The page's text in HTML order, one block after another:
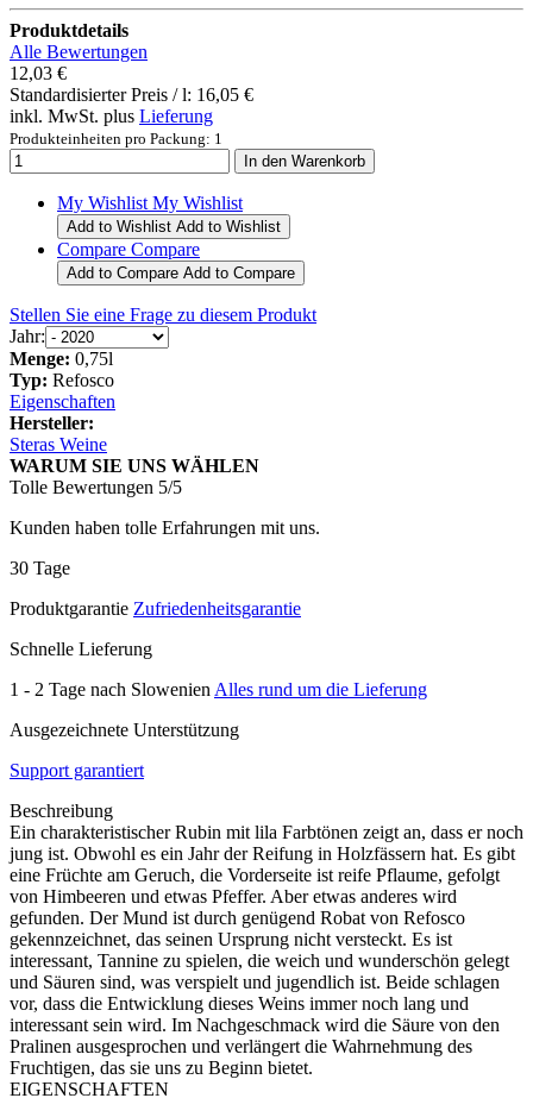
Produktdetails
Alle Bewertungen
12,03 €
Standardisierter Preis / l: 16,05 €
inkl. MwSt. plus Lieferung
Produkteinheiten pro Packung: 1
My Wishlist My Wishlist
Add to Wishlist Add to Wishlist
Compare Compare
Add to Compare Add to Compare
Stellen Sie eine Frage zu diesem Produkt
Jahr:
Menge: 0,75l
Typ: Refosco
Eigenschaften
Hersteller:
Steras Weine
WARUM SIE UNS WÄHLEN
Tolle Bewertungen 5/5
Kunden haben tolle Erfahrungen mit uns.
30 Tage
Produktgarantie Zufriedenheitsgarantie
Schnelle Lieferung
1 - 2 Tage nach Slowenien Alles rund um die Lieferung
Ausgezeichnete Unterstützung
Support garantiert
Beschreibung
Ein charakteristischer Rubin mit lila Farbtönen zeigt an, dass er noch
jung ist. Obwohl es ein Jahr der Reifung in Holzfässern hat. Es gibt
eine Früchte am Geruch, die Vorderseite ist reife Pflaume, gefolgt
von Himbeeren und etwas Pfeffer. Aber etwas anderes wird
gefunden. Der Mund ist durch genügend Robat von Refosco
gekennzeichnet, das seinen Ursprung nicht versteckt. Es ist
interessant, Tannine zu spielen, die weich und wunderschön gelegt
und Säuren sind, was verspielt und jugendlich ist. Beide schlagen
vor, dass die Entwicklung dieses Weins immer noch lang und
interessant sein wird. Im Nachgeschmack wird die Säure von den
Pralinen ausgesprochen und verlängert die Wahrnehmung des
Fruchtigen, das sie uns zu Beginn bietet.
EIGENSCHAFTEN